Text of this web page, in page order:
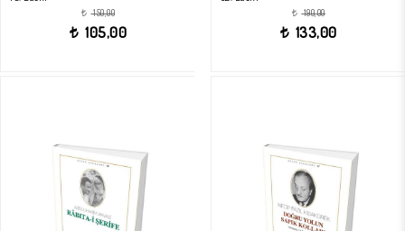
t
150,00
t
105,00
t
190,00
t
133,00